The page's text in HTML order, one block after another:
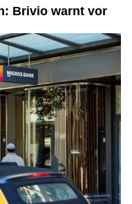
Brivio warnt vor